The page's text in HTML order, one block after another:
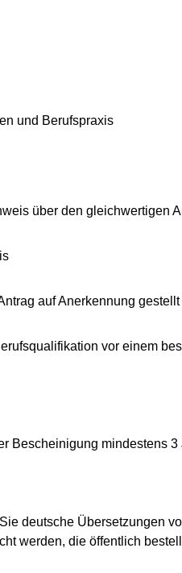
und Berufspraxis
über den gleichwertigen
auf Anerkennung
vor einem
Bescheinigung mindestens
deutsche Übersetzungen
werden, die öffentlich